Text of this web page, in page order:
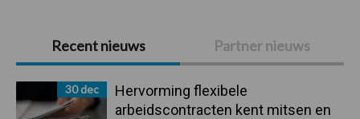
Primaire
Sidebar
Recent nieuws Partner nieuws
30 dec
Hervorming flexibele
arbeidscontracten kent mitsen en